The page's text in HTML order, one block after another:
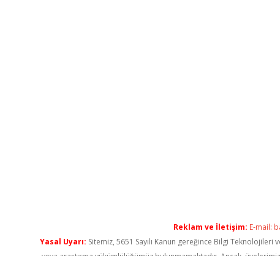
Reklam ve İletişim: E-mail:
Yasal Uyarı: Sitemiz, 5651 Sayılı Kanun gereğince Bilgi